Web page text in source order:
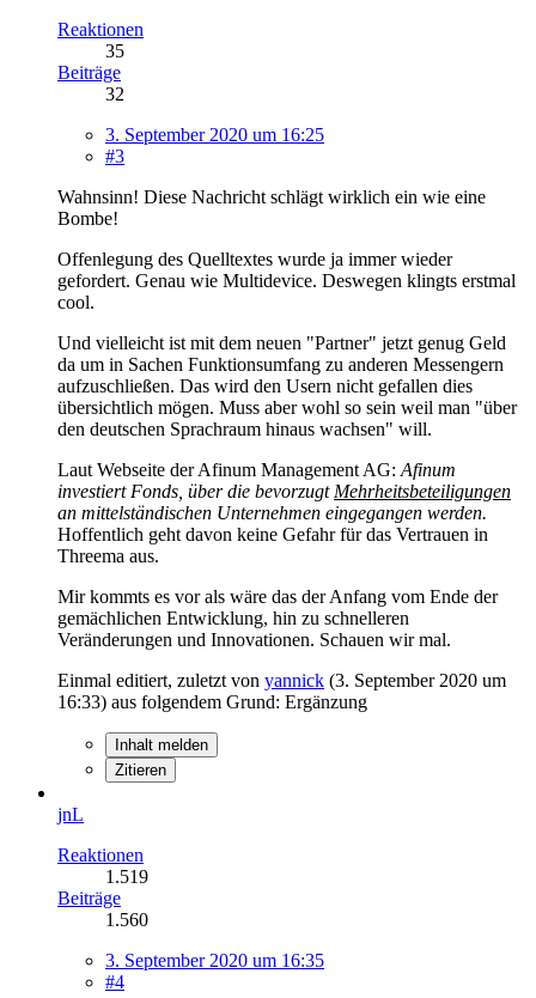
Reaktionen
35
Beiträge
32
3. September 2020 um 16:25
#3
Wahnsinn! Diese Nachricht schlägt wirklich ein wie eine
Bombe!
Offenlegung des Quelltextes wurde ja immer wieder
gefordert. Genau wie Multidevice. Deswegen klingts erstmal
cool.
Und vielleicht ist mit dem neuen "Partner" jetzt genug Geld
da um in Sachen Funktionsumfang zu anderen Messengern
aufzuschließen. Das wird den Usern nicht gefallen dies
übersichtlich mögen. Muss aber wohl so sein weil man "über
den deutschen Sprachraum hinaus wachsen" will.
Laut Webseite der Afinum Management AG: Afinum
investiert Fonds, über die bevorzugt Mehrheitsbeteiligungen
an mittelständischen Unternehmen eingegangen werden.
Hoffentlich geht davon keine Gefahr für das Vertrauen in
Threema aus.
Mir kommts es vor als wäre das der Anfang vom Ende der
gemächlichen Entwicklung, hin zu schnelleren
Veränderungen und Innovationen. Schauen wir mal.
Einmal editiert, zuletzt von yannick (3. September 2020 um
16:33) aus folgendem Grund: Ergänzung
Inhalt melden
Zitieren
jnL
Reaktionen
1.519
Beiträge
1.560
3. September 2020 um 16:35
#4